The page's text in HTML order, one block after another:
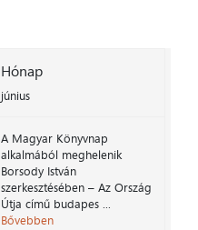
Hónap
június
A Magyar Könyvnap
alkalmából meghelenik
Borsody István
szerkesztésében – Az Ország
Útja című budapes ...
Bővebben